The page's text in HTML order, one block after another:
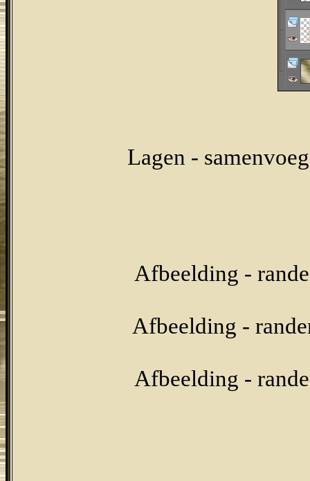
Lagen -
Afbeelding -
Afbeelding -
Afbeelding -